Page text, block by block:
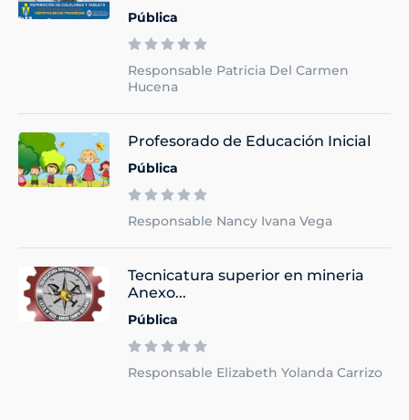
Pública
Responsable Patricia Del Carmen
Hucena
Profesorado de Educación Inicial
Pública
Responsable Nancy Ivana Vega
Tecnicatura superior en mineria
Anexo...
Pública
Responsable Elizabeth Yolanda Carrizo